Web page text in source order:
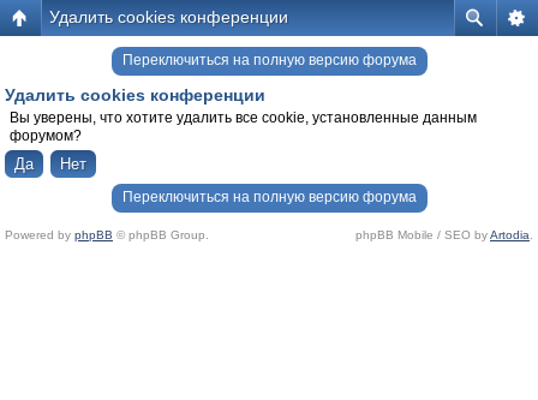
Удалить cookies конференции
Переключиться на полную версию форума
Удалить cookies конференции
Вы уверены, что хотите удалить все cookie, установленные данным
форумом?
Переключиться на полную версию форума
Powered by phpBB © phpBB Group. phpBB Mobile / SEO byArtodia